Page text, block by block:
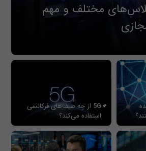
مختلف و مهم
5G از چه طیف‌های فرکانسی
استفاده می‌کند؟